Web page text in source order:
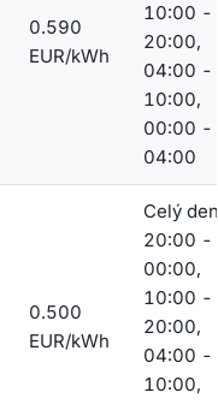
0.590
EUR/kWh
10:00 -
20:00,
04:00 -
10:00,
00:00 -
04:00
0.500
EUR/kWh
Celý
20:00 -
00:00,
10:00 -
20:00,
04:00 -
10:00,